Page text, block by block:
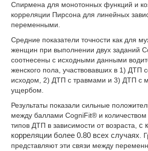
Спирмена для монотонных функций и
корреляции Пирсона для линейных
переменными.
Средние показатели точности как для
женщин при выполнении двух заданий
соотнесены с исходными данными
женского пола, участвовавших в 1) ДТП
исходом, 2) ДТП с травмами и 3) ДТП с
ущербом.
Результаты показали сильные
между баллами CogniFit® и количеством
типов ДТП в зависимости от возраста,с
корреляции более 0.80 всех случаях .
представляют эти связи между